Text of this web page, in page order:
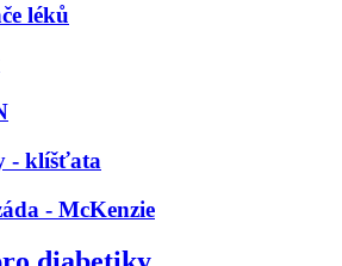
léků
- klíšťata
- McKenzie